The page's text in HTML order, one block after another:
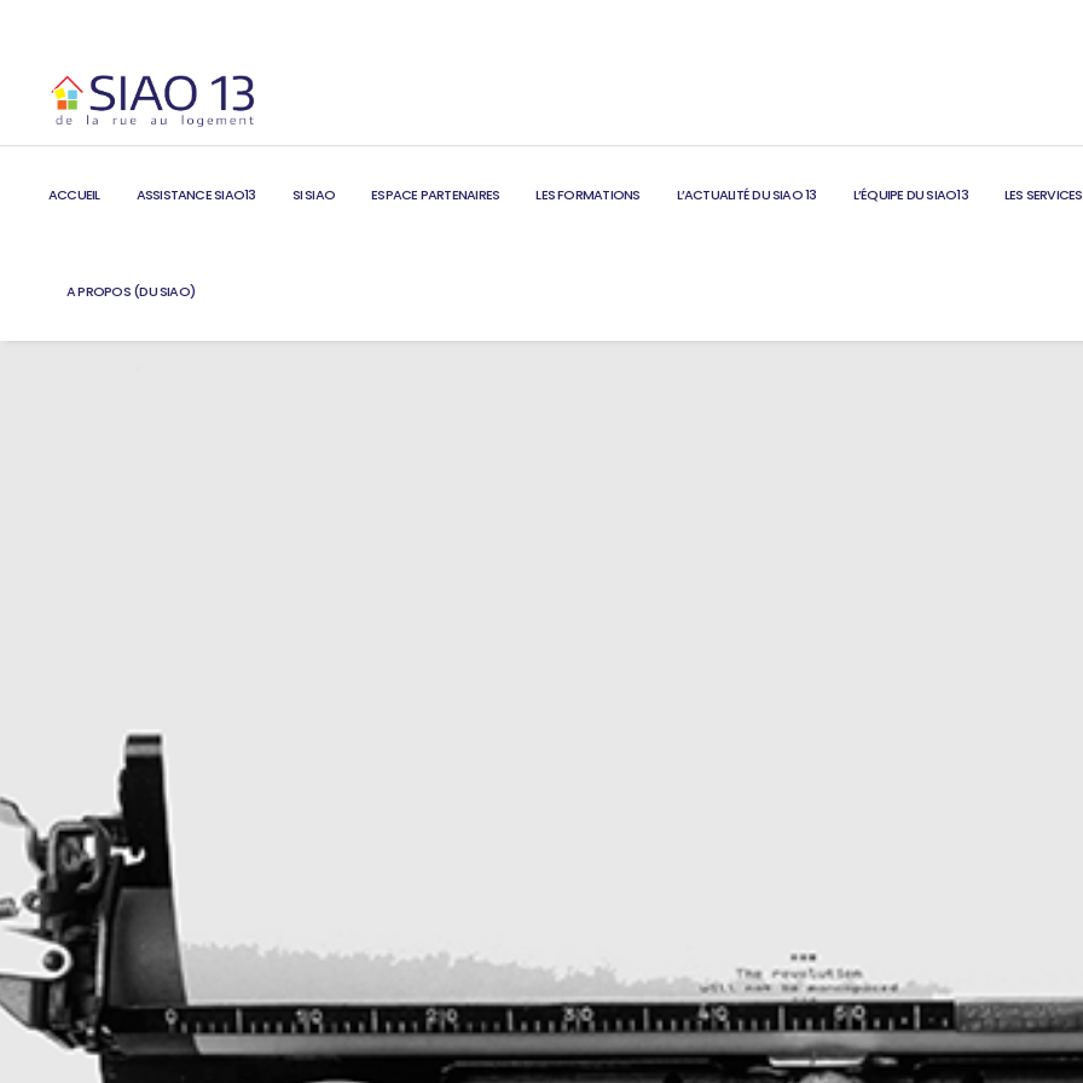
ACCUEIL ASSISTANCE SIAO13 SI SIAO ESPACE PARTENAIRES LES FORMATIONS L’ACTUALITÉ DU SIAO 13 L’ÉQUIPE DU SIAO13 LES SERVICES
A PROPOS (DU SIAO)